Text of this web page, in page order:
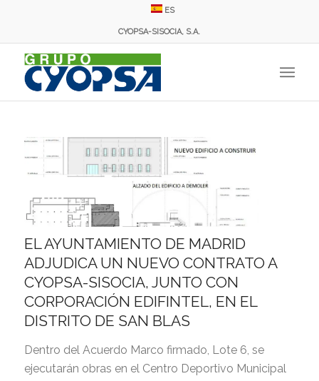
ES
CYOPSA-SISOCIA, S.A.
EL AYUNTAMIENTO DE MADRID
ADJUDICA UN NUEVO CONTRATO A
CYOPSA-SISOCIA, JUNTO CON
CORPORACIÓN EDIFINTEL, EN EL
DISTRITO DE SAN BLAS
Dentro del Acuerdo Marco firmado, Lote 6, se
ejecutarán obras en el Centro Deportivo Municipal